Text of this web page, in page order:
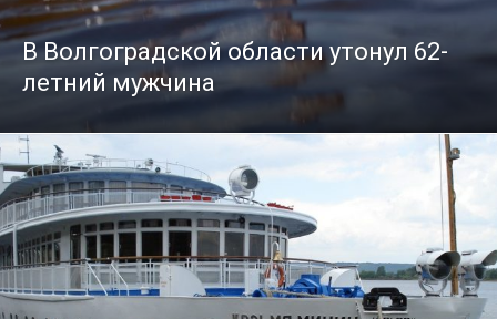
В Волгоградской области утонул 62-
летний мужчина